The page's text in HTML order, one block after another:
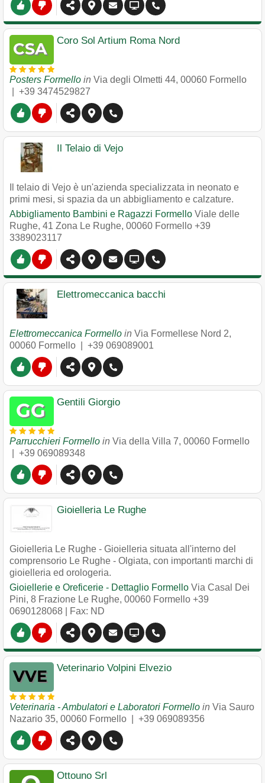
Coro Sol Artium Roma Nord
Posters Formello in Via degli Olmetti 44, 00060 Formello
+39 3474529827
Il Telaio di Vejo
Il telaio di Vejo è un'azienda specializzata in neonato e
primi mesi, si spazia da un abbigliamento e calzature.
Abbigliamento Bambini e Ragazzi Formello Viale delle
Rughe, 41 Zona Le Rughe, 00060 Formello +39
3389023117
Elettromeccanica bacchi
Elettromeccanica Formello in Via Formellese Nord 2,
00060 Formello +39 069089001
Gentili Giorgio
Parrucchieri Formello in Via della Villa 7, 00060 Formello
+39 069089348
Gioielleria Le Rughe
Gioielleria Le Rughe - Gioielleria situata all'interno del
comprensorio Le Rughe - Olgiata, con importanti marchi di
gioielleria ed orologeria.
Gioiellerie e Oreficerie - Dettaglio Formello Via Casal Dei
Pini, 8 Frazione Le Rughe, 00060 Formello +39
0690128068 | Fax: ND
Veterinario Volpini Elvezio
Veterinaria - Ambulatori e Laboratori Formello in Via Sauro
Nazario 35, 00060 Formello +39 069089356
Ottouno Srl